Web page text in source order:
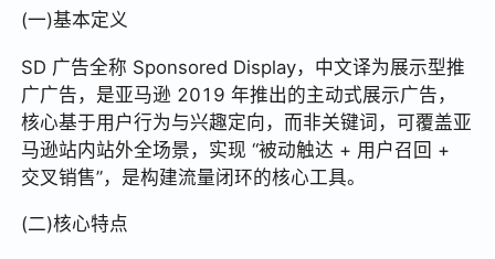
(一)基本定义
SD 广告全称 Sponsored Display，中文译为展示型推
广广告，是亚马逊 2019 年推出的主动式展示广告，
核心基于用户行为与兴趣定向，而非关键词，可覆盖亚
马逊站内站外全场景，实现 “被动触达 + 用户召回 +
交叉销售”，是构建流量闭环的核心工具。
(二)核心特点